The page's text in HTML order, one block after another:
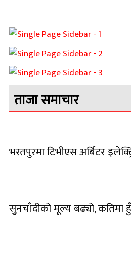
ताजा समाचार
भरतपुरमा टिभीएस अर्बिटर
सुनचाँदीको मूल्य बढ्यो, कतिमा